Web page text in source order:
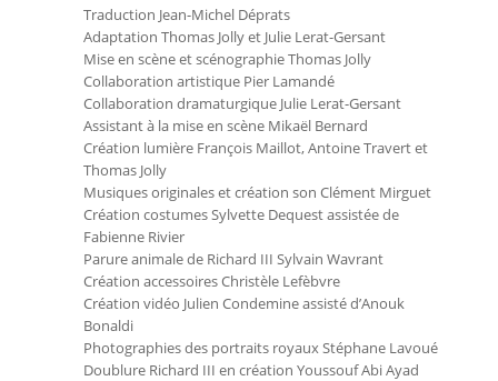
Traduction Jean-Michel Déprats
Adaptation Thomas Jolly et Julie Lerat-Gersant
Mise en scène et scénographie Thomas Jolly
Collaboration artistique Pier Lamandé
Collaboration dramaturgique Julie Lerat-Gersant
Assistant à la mise en scène Mikaël Bernard
Création lumière François Maillot, Antoine Travert et
Thomas Jolly
Musiques originales et création son Clément Mirguet
Création costumes Sylvette Dequest assistée de
Fabienne Rivier
Parure animale de Richard III Sylvain Wavrant
Création accessoires Christèle Lefèbvre
Création vidéo Julien Condemine assisté d’Anouk
Bonaldi
Photographies des portraits royaux Stéphane Lavoué
Doublure Richard III en création Youssouf Abi Ayad